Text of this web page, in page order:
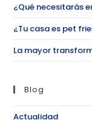
¿Qué necesitarás
¿Tu casa es pet
La mayor
Blog
Actualidad